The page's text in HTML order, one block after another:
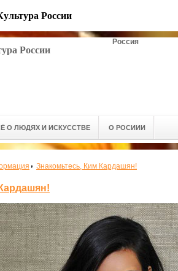
России
России
Россия
О ЛЮДЯХ И ИСКУССТВЕ О РОСИИИ
Знакомьтесь, Ким Кардашян!